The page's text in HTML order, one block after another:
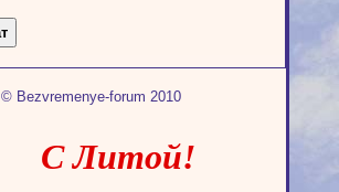
© Bezvremenye-forum 2010
С Литой!